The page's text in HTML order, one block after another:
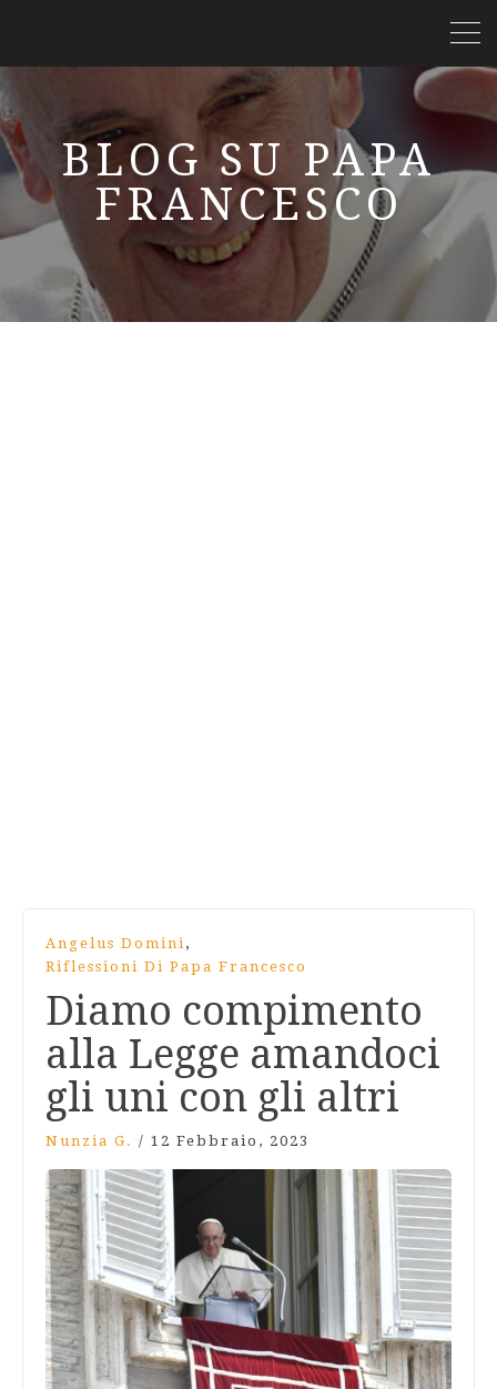
BLOG SU PAPA
FRANCESCO
Angelus Domini,
Riflessioni Di Papa Francesco
Diamo compimento
alla Legge amandoci
gli uni con gli altri
Nunzia G. / 12 Febbraio, 2023